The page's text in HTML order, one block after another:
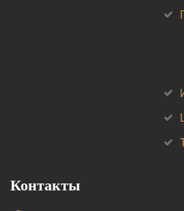
Контакты